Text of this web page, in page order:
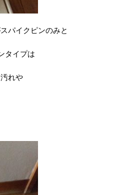
パイクピンのみと
タイプは
れや